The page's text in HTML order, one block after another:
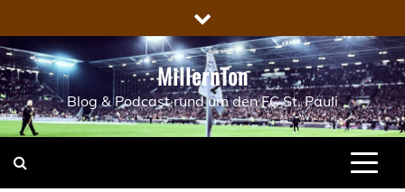
to
content
MillernTon
Blog & Podcast rund um den FC St. Pauli